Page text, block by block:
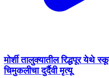
मोर्शी तालुक्यातील रिद्धपूर येथे
चिमुकलीचा दुर्दैवी मृत्यू